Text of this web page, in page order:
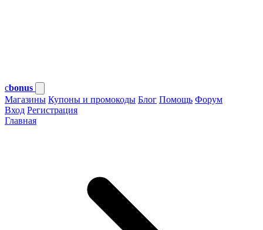
cbonus
Магазины Купоны и промокоды Блог Помощь Форум
Вход Регистрация
Главная